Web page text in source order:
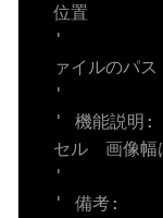
位置
'
ァイルのパス
'
' 機能説明:
セル　画像幅
'
' 備考: